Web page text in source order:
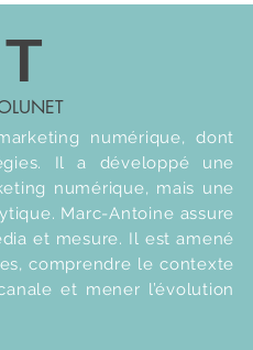
numérique, dont
Il a développé une
numérique, mais une
Marc-Antoine assure
et mesure. Il est amené
comprendre le contexte
et mener l’évolution